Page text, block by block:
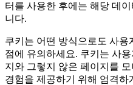
터를 사용한 후에는 해당 데
니다.
쿠키는 어떤 방식으로도 사
점에 유의하세요. 쿠키는 사
지와 그렇지 않은 페이지를
경험을 제공하기 위해 엄격하